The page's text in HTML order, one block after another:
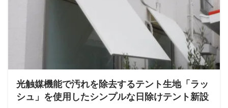
光触媒機能で汚れを除去するテント生地「ラッ
シュ」を使用したシンプルな日除けテント新設